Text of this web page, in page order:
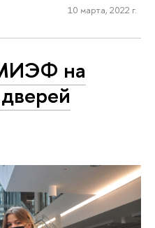
10 марта, 2022 г.
на